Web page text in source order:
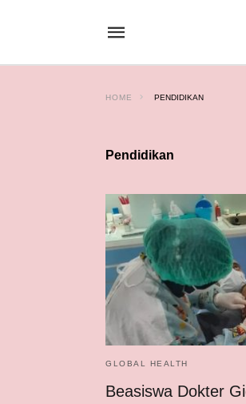
HOME PENDIDIKAN
Pendidikan
GLOBAL HEALTH
Beasiswa Dokter